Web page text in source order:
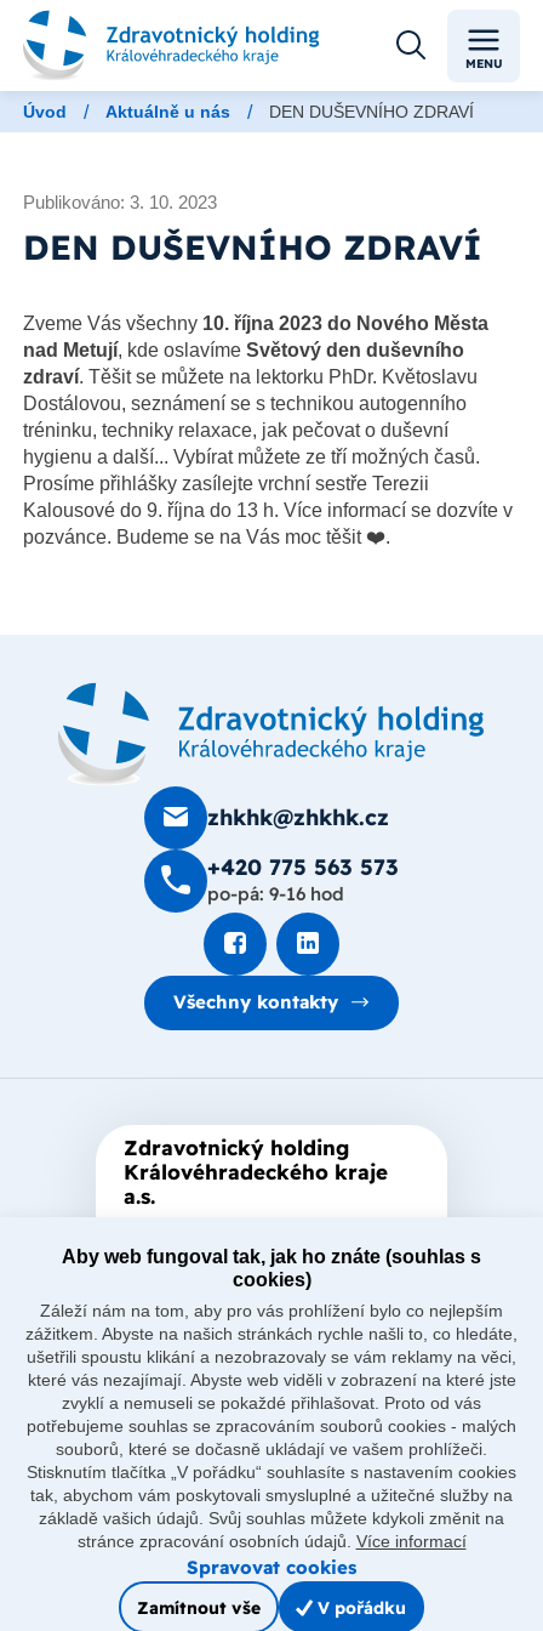
MENU
Úvod / Aktuálně u nás / DEN DUŠEVNÍHO ZDRAVÍ
Publikováno: 3. 10. 2023
DEN DUŠEVNÍHO ZDRAVÍ
Zveme Vás všechny 10. října 2023 do Nového Města
nad Metují, kde oslavíme Světový den duševního
zdraví. Těšit se můžete na lektorku PhDr. Květoslavu
Dostálovou, seznámení se s technikou autogenního
tréninku, techniky relaxace, jak pečovat o duševní
hygienu a další... Vybírat můžete ze tří možných časů.
Prosíme přihlášky zasílejte vrchní sestře Terezii
Kalousové do 9. října do 13 h. Více informací se dozvíte v
pozvánce. Budeme se na Vás moc těšit ❤️.
zhkhk@zhkhk.cz
+420 775 563 573
po-pá: 9-16 hod
Všechny kontakty
Zdravotnický holding
Královéhradeckého kraje
a.s.
založená Královéhradeckým
krajem, který je jediným
akcionářem společnosti.
Naše nemocnice
O holdingu
Důležité odkazy
Ostatní
Aby web fungoval tak, jak ho znáte (souhlas s
cookies)
Záleží nám na tom, aby pro vás prohlížení bylo co nejlepším
zážitkem. Abyste na našich stránkách rychle našli to, co hledáte,
ušetřili spoustu klikání a nezobrazovaly se vám reklamy na věci,
které vás nezajímají. Abyste web viděli v zobrazení na které jste
zvyklí a nemuseli se pokaždé přihlašovat. Proto od vás
potřebujeme souhlas se zpracováním souborů cookies - malých
souborů, které se dočasně ukládají ve vašem prohlížeči.
Stisknutím tlačítka „V pořádku“ souhlasíte s nastavením cookies
tak, abychom vám poskytovali smysluplné a užitečné služby na
základě vašich údajů. Svůj souhlas můžete kdykoli změnit na
stránce zpracování osobních údajů. Více informací
Spravovat cookies
Zamítnout vše V pořádku